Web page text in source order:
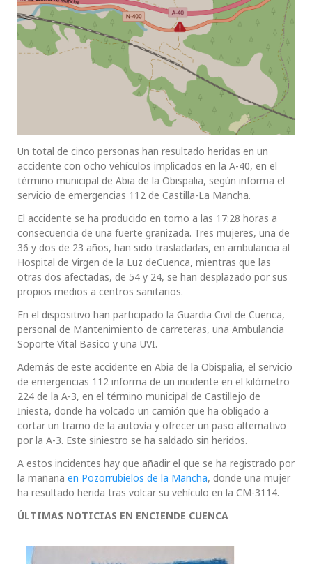
Un total de cinco personas han resultado heridas en un
accidente con ocho vehículos implicados en la A-40, en el
término municipal de Abia de la Obispalia, según informa el
servicio de emergencias 112 de Castilla-La Mancha.
El accidente se ha producido en torno a las 17:28 horas a
consecuencia de una fuerte granizada. Tres mujeres, una de
36 y dos de 23 años, han sido trasladadas, en ambulancia al
Hospital de Virgen de la Luz deCuenca, mientras que las
otras dos afectadas, de 54 y 24, se han desplazado por sus
propios medios a centros sanitarios.
En el dispositivo han participado la Guardia Civil de Cuenca,
personal de Mantenimiento de carreteras, una Ambulancia
Soporte Vital Basico y una UVI.
Además de este accidente en Abia de la Obispalia, el servicio
de emergencias 112 informa de un incidente en el kilómetro
224 de la A-3, en el término municipal de Castillejo de
Iniesta, donde ha volcado un camión que ha obligado a
cortar un tramo de la autovía y ofrecer un paso alternativo
por la A-3. Este siniestro se ha saldado sin heridos.
A estos incidentes hay que añadir el que se ha registrado por
la mañana en Pozorrubielos de la Mancha, donde una mujer
ha resultado herida tras volcar su vehículo en la CM-3114.
ÚLTIMAS NOTICIAS EN ENCIENDE CUENCA